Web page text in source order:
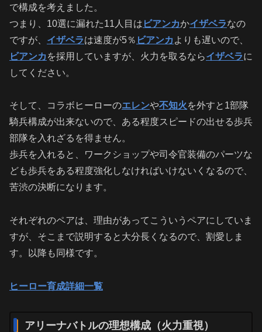
で構成を考えました。
つまり、10選に漏れた11人目は ビアンカかイザベラなの
ですが、 イザベラは速度が5％ ビアンカ よりも遅いので、
ビアンカ を採用していますが、火力を取るならイザベラに
してください。
そして、コラボヒーローのエレンや不知火を外すと1部隊
騎兵構成が出来ないので、ある程度スピードの出せる歩兵
部隊を入れざるを得ません。
歩兵を入れると、ワークショップや司令官装備のパーツな
ども歩兵をある程度強化しなければいけないくなるので、
苦渋の決断になります。
それぞれのペアは、理由があってこういうペアにしていま
すが、そこまで説明すると大分長くなるので、割愛しま
す。以降も同様です。
ヒーロー育成詳細一覧
アリーナバトルの理想構成（火力重視）